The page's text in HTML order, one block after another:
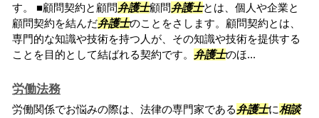
す。 ■顧問契約と顧問弁護士顧問弁護士とは、個人や企業と
顧問契約を結んだ弁護士のことをさします。顧問契約とは、
専門的な知識や技術を持つ人が、その知識や技術を提供する
ことを目的として結ばれる契約です。 弁護士のほ...
労働法務
労働関係でお悩みの際は、法律の専門家である弁護士に相談